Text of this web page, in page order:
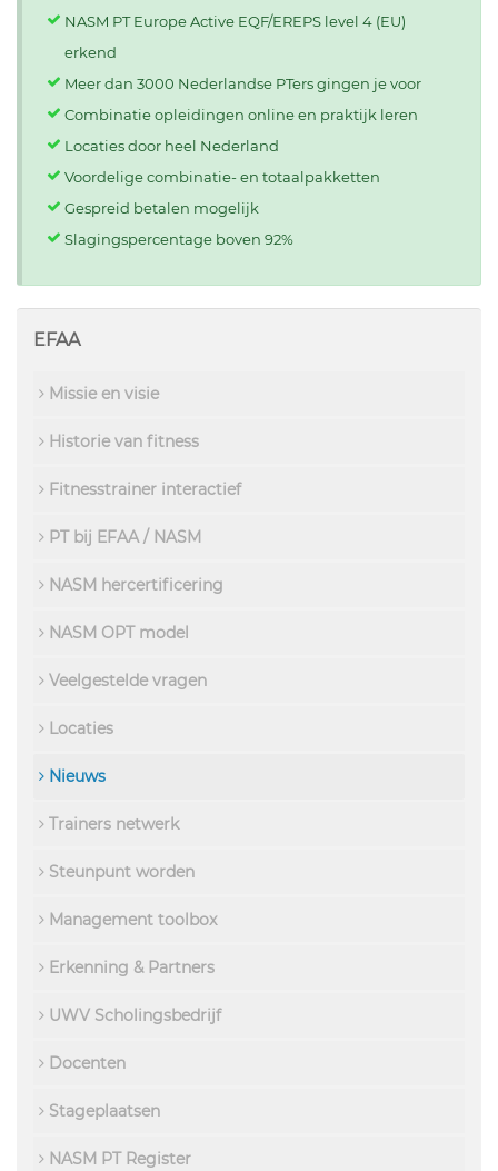
NASM PT Europe Active EQF/EREPS level 4 (EU)
erkend
Meer dan 3000 Nederlandse PTers gingen je voor
Combinatie opleidingen online en praktijk leren
Locaties door heel Nederland
Voordelige combinatie- en totaalpakketten
Gespreid betalen mogelijk
Slagingspercentage boven 92%
EFAA
Missie en visie
Historie van fitness
Fitnesstrainer interactief
PT bij EFAA / NASM
NASM hercertificering
NASM OPT model
Veelgestelde vragen
Locaties
Nieuws
Trainers netwerk
Steunpunt worden
Management toolbox
Erkenning & Partners
UWV Scholingsbedrijf
Docenten
Stageplaatsen
NASM PT Register